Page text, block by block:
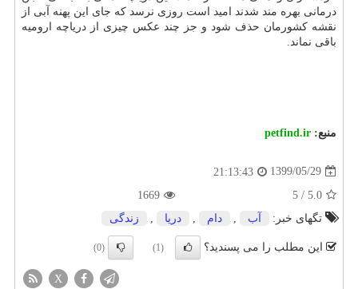
درمانی بهره مند شدند امید است روزی نرسد که جای این پهنه آبی از
نقشه کشورمان حذف شود و جز چند عکس چیزی از دریاچه ارومیه
باقی نماند.
منبع: petfind.ir
1399/05/29
21:13:43
5.0
/
5
1669
تگهای خبر:
آب دام دریا زندگی
این مطلب را می پسندید؟ (1)
(0)
X